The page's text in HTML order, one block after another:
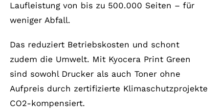
Laufleistung von bis zu 500.000 Seiten – für
weniger Abfall.
Das reduziert Betriebskosten und schont
zudem die Umwelt. Mit Kyocera Print Green
sind sowohl Drucker als auch Toner ohne
Aufpreis durch zertifizierte Klimaschutzprojekte
CO2-kompensiert.